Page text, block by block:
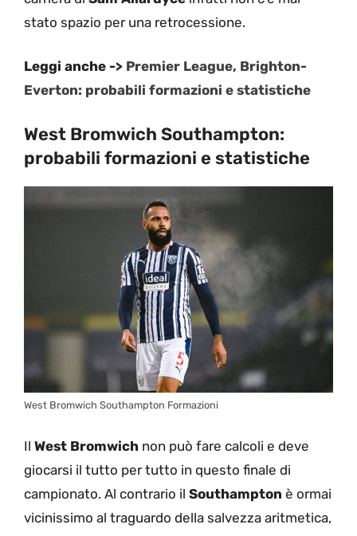
stato spazio per una retrocessione.
Leggi anche -> Premier League, Brighton-
Everton: probabili formazioni e statistiche
West Bromwich Southampton:
probabili formazioni e statistiche
West Bromwich Southampton Formazioni
Il West Bromwich non può fare calcoli e deve
giocarsi il tutto per tutto in questo finale di
campionato. Al contrario il Southampton è ormai
vicinissimo al traguardo della salvezza aritmetica,